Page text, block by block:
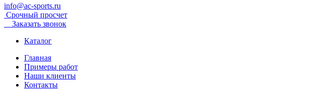
info@ac-sports.ru
Срочный просчет
Заказать звонок
Каталог
Главная
Примеры работ
Наши клиенты
Контакты